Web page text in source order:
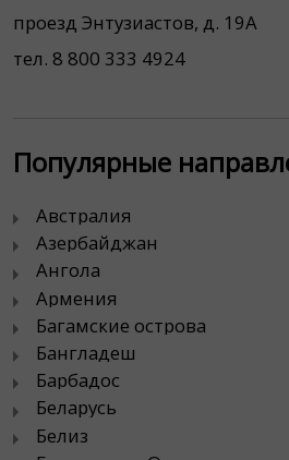
проезд Энтузиастов, д. 19А
тел. 8 800 333 4924
Популярные
Австралия
Азербайджан
Ангола
Армения
Багамские острова
Бангладеш
Барбадос
Беларусь
Белиз